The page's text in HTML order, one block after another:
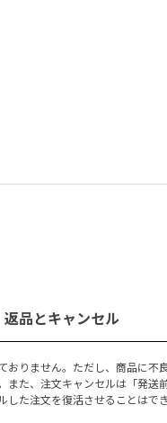
返品とキャンセル
おりません。ただし、商品に不
また、注文キャンセルは「発送
した注文を復活させることはで